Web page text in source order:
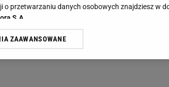
o przetwarzaniu danych osobowych znajdziesz w
S.A.
wyrażasz też zgodę na zainstalowanie i
i Agora S.A. na Twoim urządzeniu końcowym.
ZAAWANSOWANE